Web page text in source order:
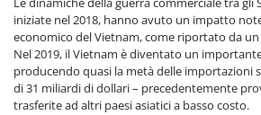
iniziate nel 2018, hanno avuto un impatto
economico del Vietnam, come riportato da un
Nel 2019, il Vietnam è diventato un
producendo quasi la metà delle importazioni
di 31 miliardi di dollari – precedentemente
trasferite ad altri paesi asiatici a basso costo.